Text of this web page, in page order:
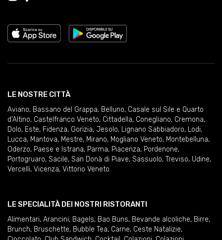
LE NOSTRE CITTÀ
Aviano, Bassano del Grappa, Belluno, Casale sul Sile e Quarto
d'Altino, Castelfranco Veneto, Cittadella, Conegliano, Cremona,
Dolo, Este, Fidenza, Gorizia, Jesolo, Lignano Sabbiadoro, Lodi,
Lucca, Mantova, Mestre, Mirano, Mogliano Veneto, Montebelluna,
Oderzo, Paese e Istrana, Parma, Piacenza, Pordenone,
Portogruaro, Sacile, San Donà di Piave, Sassuolo, Treviso, Udine,
Vercelli, Vicenza, Vittorio Veneto
LE SPECIALITÀ DEI NOSTRI RISTORANTI
Alimentari, Arancini, Bagels, Bao Buns, Bevande alcoliche, Birre,
Brunch, Bruschette, Bubble Tea, Carne, Ceste Natalizie,